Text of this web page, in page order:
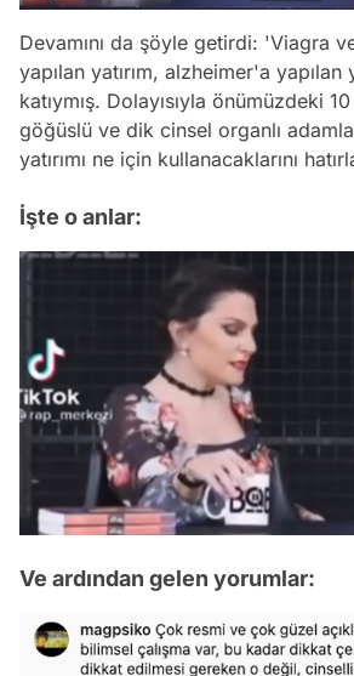
Devamını da şöyle getirdi: 'Viagra
yapılan yatırım, alzheimer'a yapılan
katıymış. Dolayısıyla önümüzdeki
göğüslü ve dik cinsel organlı
yatırımı ne için kullanacaklarını
İşte o anlar:
/
Ve ardından gelen yorumlar: